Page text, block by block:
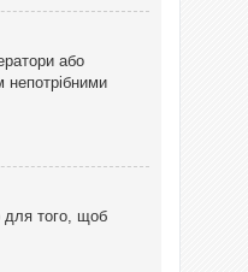
або
непотрібними
для того, щоб